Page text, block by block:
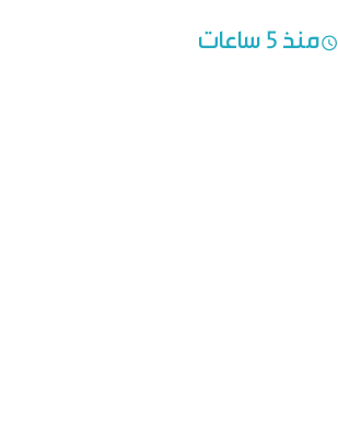
منذ 5 ساعات